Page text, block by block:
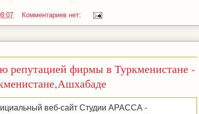
Комментариев нет:
репутацией фирмы в Туркменистане -
веб-сайт Студии АРАССА -